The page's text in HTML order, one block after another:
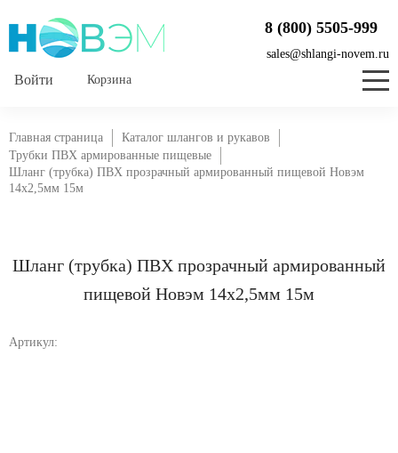
8 (800) 5505-999
sales@shlangi-novem.ru
Корзина
Главная страница
Каталог шлангов и рукавов
Трубки ПВХ армированные пищевые
Шланг (трубка) ПВХ прозрачный армированный пищевой Новэм
14х2,5мм 15м
Шланг (трубка) ПВХ прозрачный армированный
пищевой Новэм 14х2,5мм 15м
Артикул: